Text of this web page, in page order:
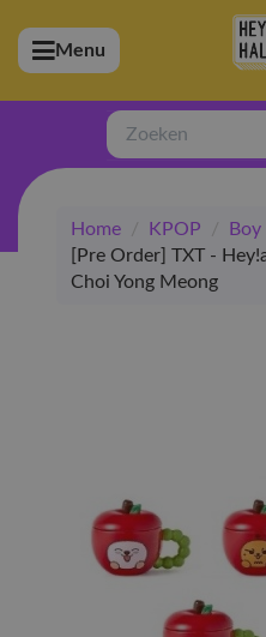
(Artiesten)
(Merchandise)
(Exclusive)
(Winkel)
Menu
Zoeken
Home / KPOP /
[Pre Order] TXT -
Choi Yong Meong